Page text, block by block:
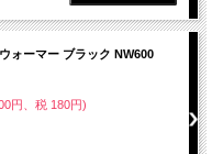
ォーマー ブラック NW600
円、税 180円)